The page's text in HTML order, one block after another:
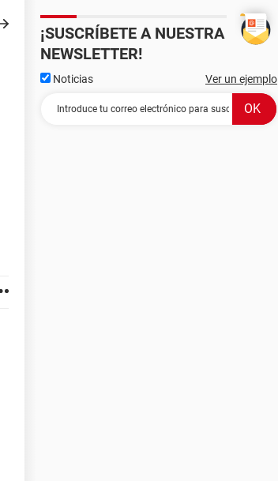
¡SUSCRÍBETE A NUESTRA
NEWSLETTER!
Noticias Ver un ejemplo